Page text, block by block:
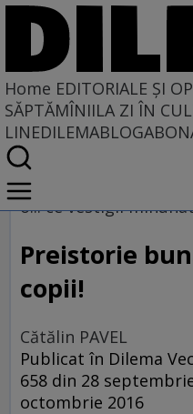
Home EDITORIALE ȘI
SĂPTĂMÎNIILA ZI ÎN
LINEDILEMABLOG
Home
EDITORIALE ȘI OPINII
o... ce vestigii
Preistorie
copii!
Cătălin PAVEL
Publicat în Dilema
658 din 28
octombrie 2016